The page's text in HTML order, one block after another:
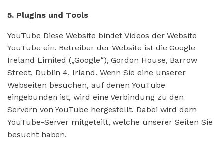
5. Plugins und Tools
YouTube Diese Website bindet Videos der Website
YouTube ein. Betreiber der Website ist die Google
Ireland Limited („Google“), Gordon House, Barrow
Street, Dublin 4, Irland. Wenn Sie eine unserer
Webseiten besuchen, auf denen YouTube
eingebunden ist, wird eine Verbindung zu den
Servern von YouTube hergestellt. Dabei wird dem
YouTube-Server mitgeteilt, welche unserer Seiten Sie
besucht haben.